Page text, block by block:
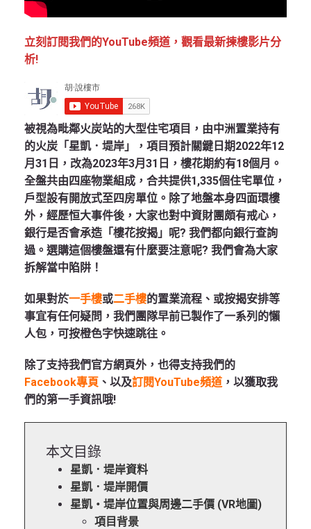
立刻訂閱我們的YouTube頻道，觀看最新揀樓影片分
析!
被視為毗鄰火炭站的大型住宅項目，由中洲置業持有
的火炭「星凱．堤岸」，項目預計關鍵日期2022年12
月31日，改為2023年3月31日，樓花期約有18個月。
全盤共由四座物業組成，合共提供1,335個住宅單位，
戶型設有開放式至四房單位。除了地盤本身四面環樓
外，經歷恒大事件後，大家也對中資財團頗有戒心，
銀行是否會承造「樓花按揭」呢? 我們都向銀行查詢
過。選購這個樓盤還有什麼要注意呢? 我們會為大家
拆解當中陷阱！
如果對於一手樓或二手樓的置業流程、或按揭安排等
事宜有任何疑問，我們團隊早前已製作了一系列的懶
人包，可按橙色字快速跳往。
除了支持我們官方網頁外，也得支持我們的
Facebook專頁 、以及訂閱YouTube頻道 ，以獲取我
們的第一手資訊哦!
本文目錄
星凱．堤岸資料
星凱．堤岸開價
星凱‧堤岸位置與周邊二手價 (VR地圖)
項目背景